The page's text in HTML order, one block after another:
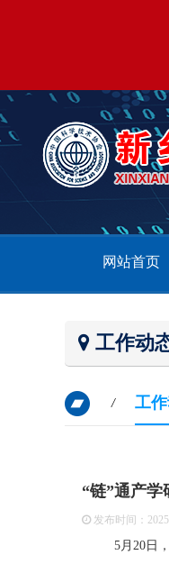
网站首页
工作动
/ 工
“链”通产
发布时间：
5月20日，新